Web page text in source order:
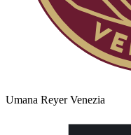
Umana Reyer Venezia